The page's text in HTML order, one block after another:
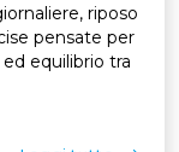
riposo
pensate per
equilibrio tra